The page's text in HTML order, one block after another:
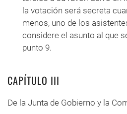
la votación será secreta
menos, uno de los
considere el asunto al que
punto 9.
CAPÍTULO III
De la Junta de Gobierno y la